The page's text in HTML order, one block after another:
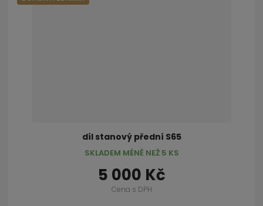
díl stanový přední S65
5 000 Kč
Cena s DPH
SKLADEM MÉNĚ NEŽ 5 KS